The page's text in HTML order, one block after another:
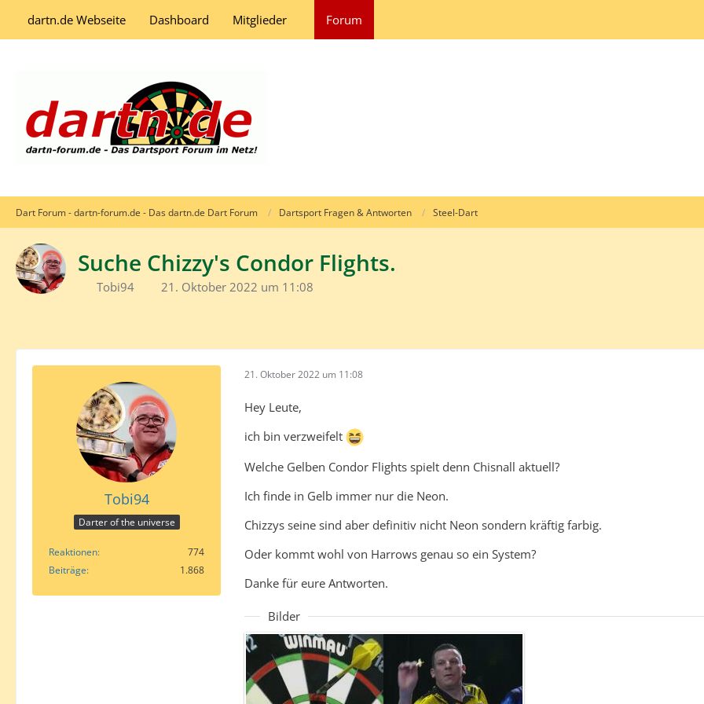
dartn.de Webseite Dashboard Mitglieder Forum
Dart Forum - dartn-forum.de - Das dartn.de Dart Forum Dartsport Fragen & Antworten Steel-Dart
Suche Chizzy's Condor Flights.
Tobi94 21. Oktober 2022 um 11:08
Tobi94
Darter of the universe
Reaktionen
774
Beiträge
1.868
21. Oktober 2022 um 11:08
Hey Leute,
ich bin verzweifelt
Welche Gelben Condor Flights spielt denn Chisnall aktuell?
Ich finde in Gelb immer nur die Neon.
Chizzys seine sind aber definitiv nicht Neon sondern kräftig farbig.
Oder kommt wohl von Harrows genau so ein System?
Danke für eure Antworten.
Bilder